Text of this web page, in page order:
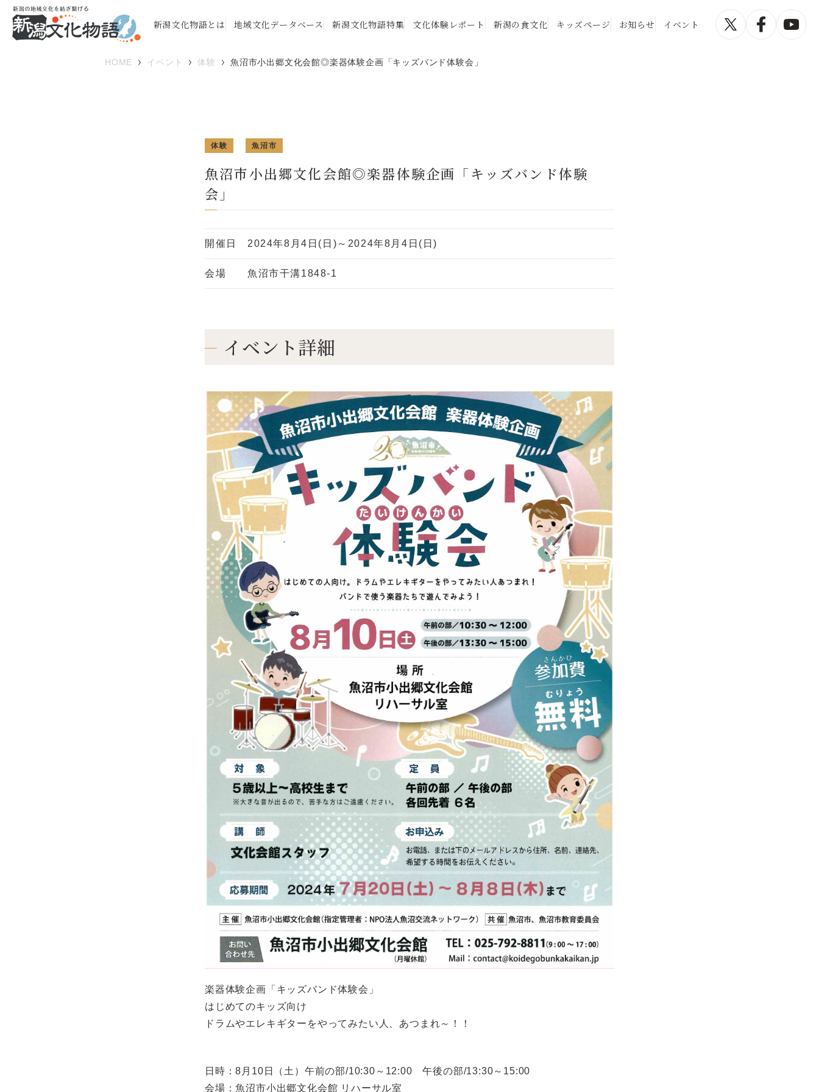
新潟文化物語とは 地域文化データベース 新潟文化物語特集 文化体験レポート 新潟の食文化 キッズページ お知らせ イベント
HOME イベント 体験 魚沼市小出郷文化会館◎楽器体験企画「キッズバンド体験会」
体験 魚沼市
魚沼市小出郷文化会館◎楽器体験企画「キッズバンド体験
会」
開催日 2024年8月4日(日)～2024年8月4日(日)
会場 魚沼市干溝1848-1
イベント詳細
楽器体験企画「キッズバンド体験会」
はじめてのキッズ向け
ドラムやエレキギターをやってみたい人、あつまれ～！！
日時：8月10日（土）午前の部/10:30～12:00 午後の部/13:30～15:00
会場：魚沼市小出郷文化会館 リハーサル室